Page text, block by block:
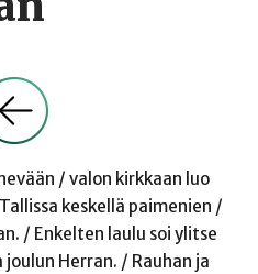
/ valon kirkkaan luo
keskellä paimenien /
/ Enkelten laulu soi ylitse
Herran. / Rauhan ja